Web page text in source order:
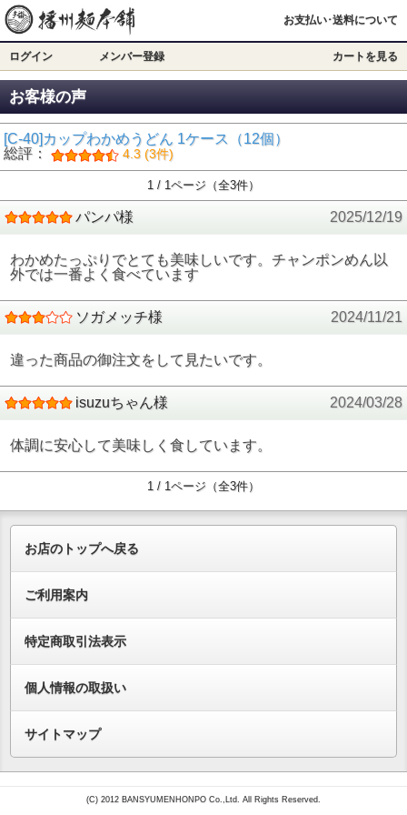
お支払い･送料について
ログイン メンバー登録 カートを見る
お客様の声
[C-40]カップわかめうどん 1ケース（12個）
総評：
4.3 (3件)
1 / 1ページ（全3件）
パンパ様 2025/12/19
わかめたっぷりでとても美味しいです。チャンポンめん以
外では一番よく食べています
ソガメッチ様 2024/11/21
違った商品の御注文をして見たいです。
isuzuちゃん様 2024/03/28
体調に安心して美味しく食しています。
1 / 1ページ（全3件）
お店のトップへ戻る
ご利用案内
特定商取引法表示
個人情報の取扱い
サイトマップ
(C) 2012 BANSYUMENHONPO Co.,Ltd. All Rights Reserved.